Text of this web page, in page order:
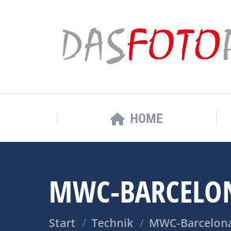
HOME
MWC-
Sie befinden sich hier:
Start Technik MWC-
HOME